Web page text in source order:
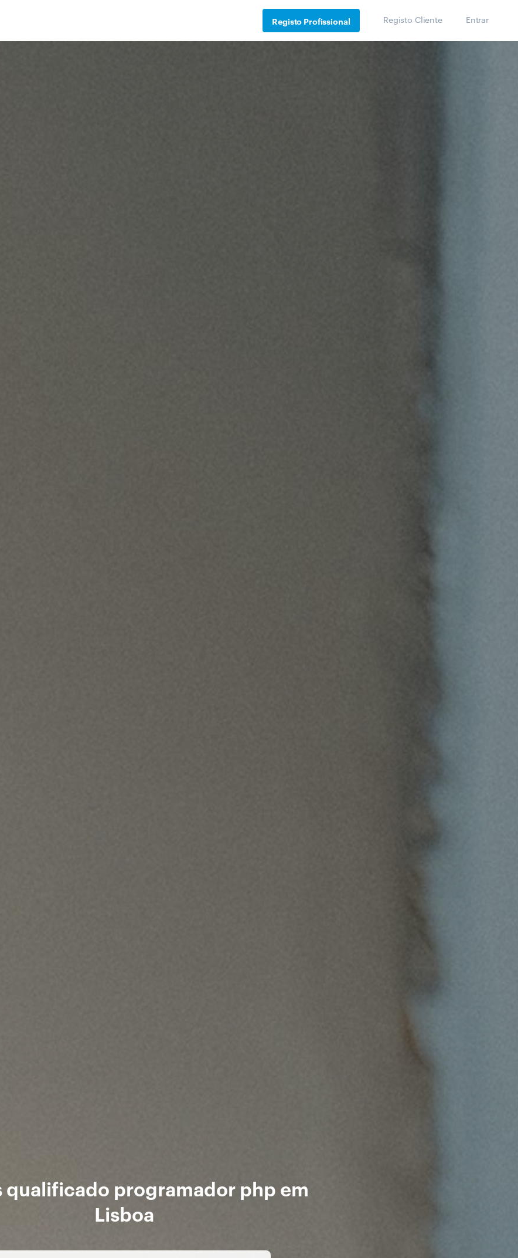
Registo Profissional Registo Cliente Entrar
qualificado programador php em
Lisboa